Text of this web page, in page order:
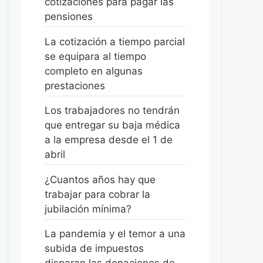
pensiones
La cotización a tiempo parcial
se equipara al tiempo
completo en algunas
prestaciones
Los trabajadores no tendrán
que entregar su baja médica
a la empresa desde el 1 de
abril
¿Cuantos años hay que
trabajar para cobrar la
jubilación mínima?
La pandemia y el temor a una
subida de impuestos